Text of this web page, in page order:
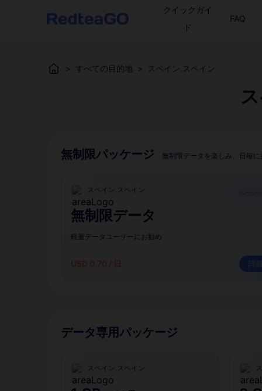
クイックガイ
ド
FAQ
> すべての目的地 > スペイン.スペイン
無制限パッケージ 無制限データを楽しみ、日毎
スペイン.スペイン
無制限データ
軽量データユーザーにお勧め
USD 0.70 / 日 詳
データ専用パッケージ
スペイン.スペイン